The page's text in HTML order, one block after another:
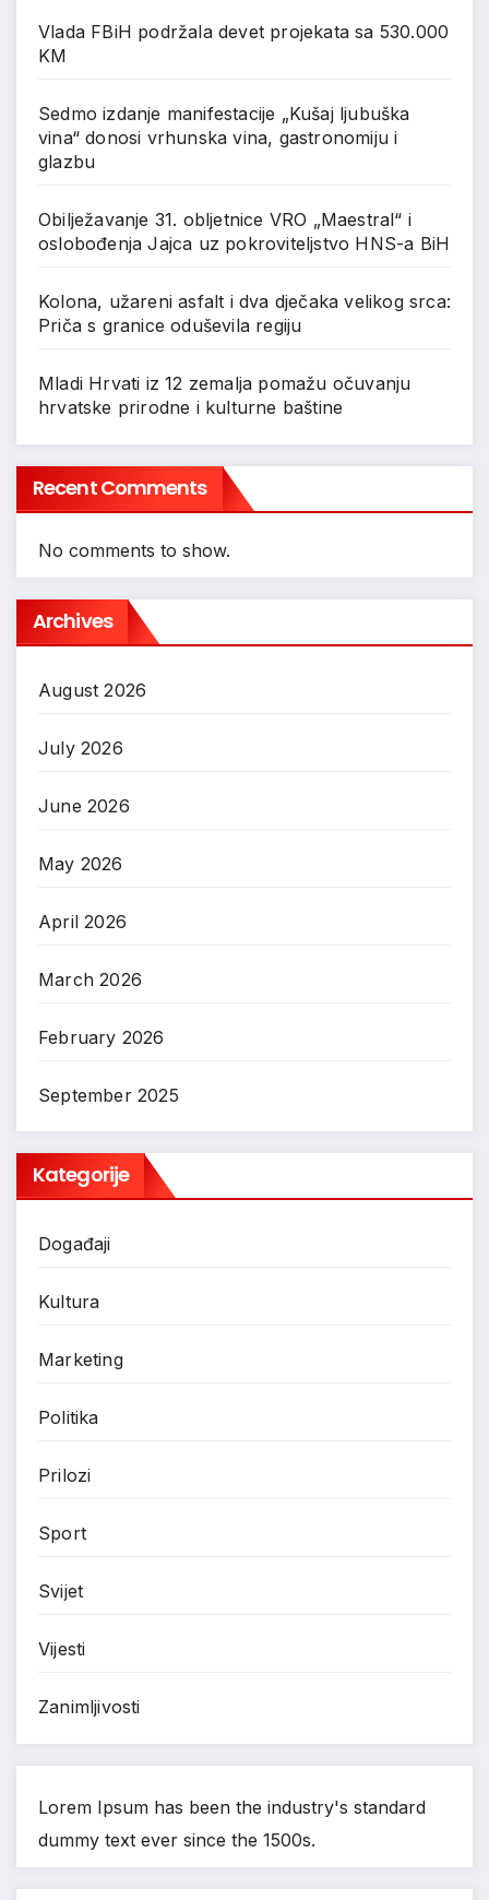
Vlada FBiH podržala devet projekata sa 530.000
KM
Sedmo izdanje manifestacije „Kušaj ljubuška
vina“ donosi vrhunska vina, gastronomiju i
glazbu
Obilježavanje 31. obljetnice VRO „Maestral“ i
oslobođenja Jajca uz pokroviteljstvo HNS-a BiH
Kolona, užareni asfalt i dva dječaka velikog srca:
Priča s granice oduševila regiju
Mladi Hrvati iz 12 zemalja pomažu očuvanju
hrvatske prirodne i kulturne baštine
Recent Comments
No comments to show.
Archives
August 2026
July 2026
June 2026
May 2026
April 2026
March 2026
February 2026
September 2025
Kategorije
Događaji
Kultura
Marketing
Politika
Prilozi
Sport
Svijet
Vijesti
Zanimljivosti
Lorem Ipsum has been the industry's standard
dummy text ever since the 1500s.